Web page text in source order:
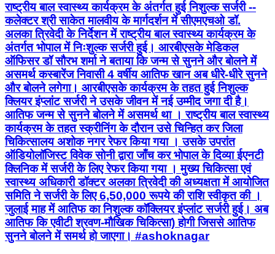
राष्ट्रीय बाल स्वास्थ्य कार्यक्रम के अंतर्गत हुई निशुल्क सर्जरी --
कलेक्टर श्री साकेत मालवीय के मार्गदर्शन में सीएमएचओ डॉ.
अलका त्रिवेदी के निर्देशन में राष्ट्रीय बाल स्वास्थ्य कार्यक्रम के
अंतर्गत भोपाल में निःशुल्क सर्जरी हुई। आरबीएसके मेडिकल
ऑफिसर डॉ सौरभ शर्मा ने बताया कि जन्म से सुनने और बोलने में
असमर्थ कस्बारेंज निवासी 4 वर्षीय आतिफ खान अब धीरे-धीरे सुनने
और बोलने लगेगा। आरबीएसके कार्यक्रम के तहत हुई निशुल्क
क्लियर इंप्लांट सर्जरी ने उसके जीवन में नई उम्मीद जगा दी है।
आतिफ जन्म से सुनने बोलने में असमर्थ था । राष्ट्रीय बाल स्वास्थ्य
कार्यक्रम के तहत स्क्रीनिंग के दौरान उसे चिन्हित कर जिला
चिकित्सालय अशोक नगर रेफर किया गया । उसके उपरांत
ऑडियोलॉजिस्ट विवेक सोनी द्वारा जाँच कर भोपाल के दिव्या ईएनटी
क्लिनिक में सर्जरी के लिए रेफर किया गया । मुख्य चिकित्सा एवं
स्वास्थ्य अधिकारी डॉक्टर अलका त्रिवेदी की अध्यक्षता में आयोजित
समिति ने सर्जरी के लिए 6,50,000 रूपये की राशि स्वीकृत की ।
जुलाई माह में आतिफ का निशुल्क कॉक्लियर इंप्लांट सर्जरी हुई। अब
आतिफ कि एवीटी श्रवण-मौखिक चिकित्सा) होगी जिससे आतिफ
सुनने बोलने में समर्थ हो जाएगा। #ashoknagar